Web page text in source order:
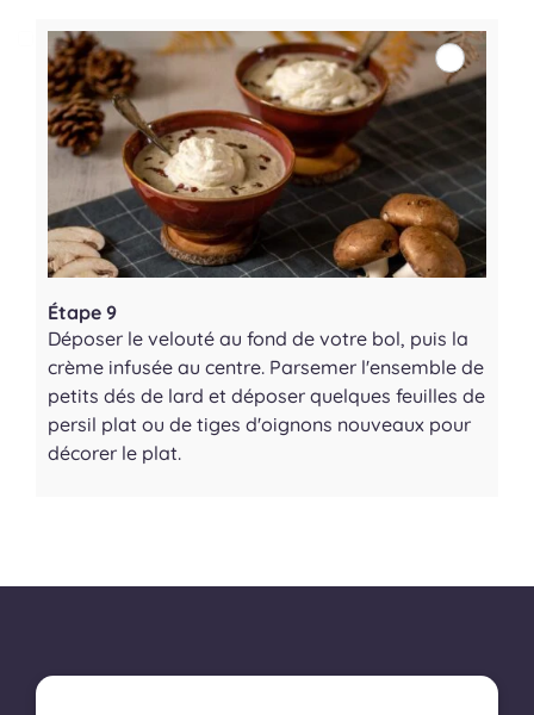
Étape 9
Déposer le velouté au fond de votre bol, puis la
crème infusée au centre. Parsemer l'ensemble de
petits dés de lard et déposer quelques feuilles de
persil plat ou de tiges d'oignons nouveaux pour
décorer le plat.